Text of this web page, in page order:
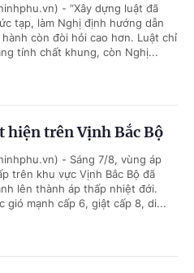
- “Xây dựng luật đã
tạp, làm Nghị định hướng dẫn
còn đòi hỏi cao hơn. Luật chỉ
tính chất khung, còn Nghị...
hiện trên Vịnh Bắc Bộ
- Sáng 7/8, vùng áp
trên khu vực Vịnh Bắc Bộ đã
lên thành áp thấp nhiệt đới.
gió mạnh cấp 6, giật cấp 8, di...